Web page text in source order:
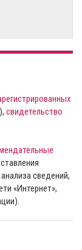
свидетельство
сведений,
«Интернет»,